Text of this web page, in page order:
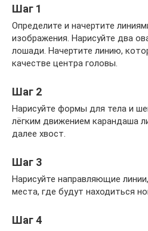
Шаг 1
Определите и начертите
изображения. Нарисуйте два
лошади. Начертите линию,
качестве центра головы.
Шаг 2
Нарисуйте формы для тела и
лёгким движением карандаша
далее хвост.
Шаг 3
Нарисуйте направляющие
места, где будут находиться
Шаг 4